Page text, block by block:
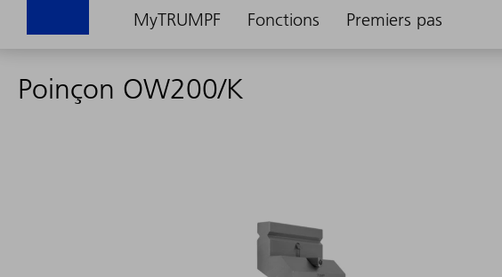
MyTRUMPF Fonctions Premiers pas
Poinçon OW200/K